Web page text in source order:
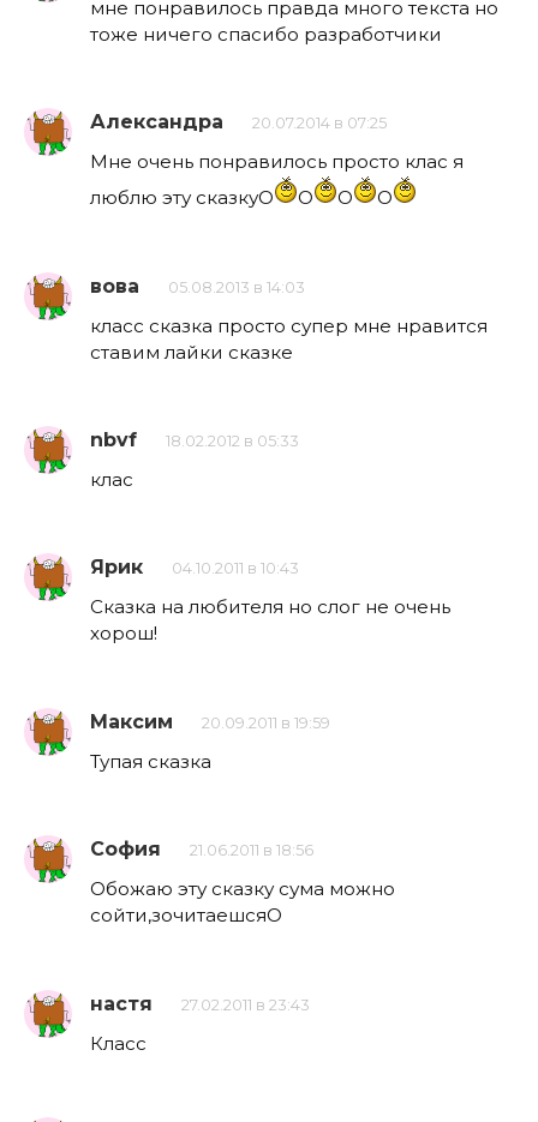
мне понравилось правда много текста но
тоже ничего спасибо разработчики
Александра 20.07.2014 в 07:25
Мне очень понравилось просто клас я
люблю эту сказкуO
O O O
вова 05.08.2013 в 14:03
класс сказка просто супер мне нравится
ставим лайки сказке
nbvf 18.02.2012 в 05:33
клас
Ярик 04.10.2011 в 10:43
Сказка на любителя но слог не очень
хорош!
Максим 20.09.2011 в 19:59
Тупая сказка
София 21.06.2011 в 18:56
Обожаю эту сказку сума можно
сойти,зочитаешсяO
настя 27.02.2011 в 23:43
Класс